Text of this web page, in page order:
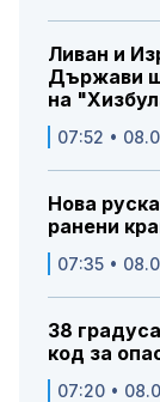
Ливан и
Държави
на
07:52 •
Нова
ранени
07:35 •
38
код за
07:20 •